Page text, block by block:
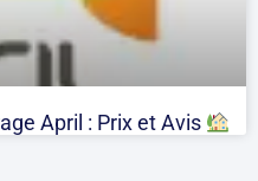
April : Prix et Avis